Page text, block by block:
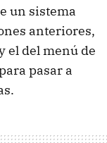
un sistema
anteriores,
el del menú de
pasar a